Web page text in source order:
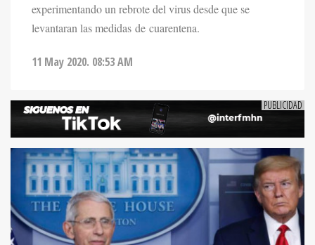
experimentando un rebrote del virus desde que se
levantaran las medidas de cuarentena.
11 May 2020. 08:53 AM